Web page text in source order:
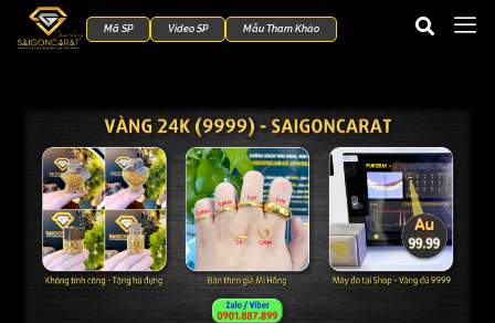
Mã SP Video SP Mẫu Tham Khảo